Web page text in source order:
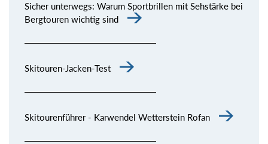
Sicher unterwegs: Warum Sportbrillen mit Sehstärke bei
Bergtouren wichtig sind
Skitouren-Jacken-Test
Skitourenführer - Karwendel Wetterstein Rofan